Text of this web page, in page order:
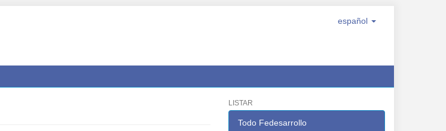
español
LISTAR
Todo Fedesarrollo